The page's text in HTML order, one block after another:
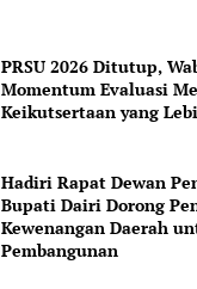
PRSU 2026 Ditutup,
Momentum Evaluasi
Keikutsertaan yang
Hadiri Rapat Dewan
Bupati Dairi Dorong
Kewenangan Daerah
Pembangunan